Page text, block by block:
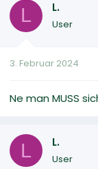
L L.
User
3. Februar 2024
Ne man MUSS
L L.
User